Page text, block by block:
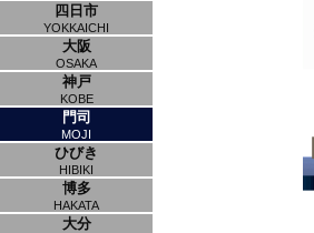
四日市
YOKKAICHI
大阪
OSAKA
神戸
KOBE
門司
MOJI
ひびき
HIBIKI
博多
HAKATA
大分